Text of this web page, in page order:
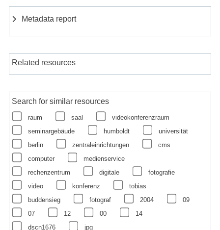
Metadata report
Related resources
Search for similar resources
raum saal
videokonferenzraum
seminargebäude
humboldt
universität
berlin
zentraleinrichtungen
cms
computer
medienservice
rechenzentrum
digitale
fotografie
video
konferenz
tobias
buddensieg
fotograf 2004
09
07
12 00
14
dscn1676
jpg